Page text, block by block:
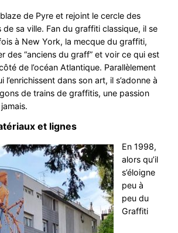
de Pyre et rejoint le cercle des
sa ville. Fan du graffiti classique, il se
à New York, la mecque du graffiti,
des “anciens du graff” et voir ce qui est
de l’océan Atlantique. Parallèlement
l’enrichissent dans son art, il s’adonne à
de trains de graffitis, une passion
et lignes
En 1998,
alors qu’il
s’éloigne
peu à
peu du
Graffiti